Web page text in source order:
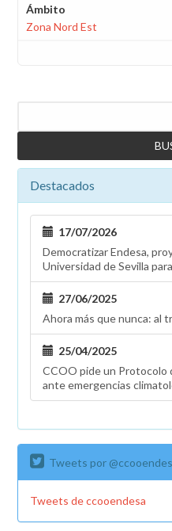
Ámbito
Zona Nord Est
Destacados
17/07/2026
Democratizar Endesa,
Universidad de Sevilla
27/06/2025
Ahora más que nunca: al
25/04/2025
CCOO pide un Protocolo
ante emergencias
Tweets por
Tweets de ccooendesa